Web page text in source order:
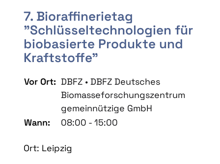
7. Bioraffinerietag
"Schlüsseltechnologien für
biobasierte Produkte und
Kraftstoffe"
Vor Ort: DBFZ • DBFZ Deutsches
Biomasseforschungszentrum
gemeinnützige GmbH
Wann:
08:00 - 15:00
Ort: Leipzig